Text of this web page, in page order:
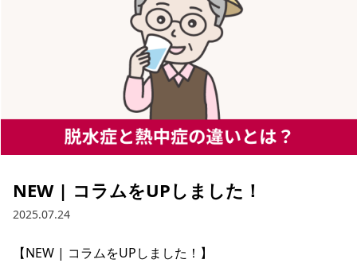
NEW | コラムをUPしました！
2025.07.24
【NEW | コラムをUPしました！】